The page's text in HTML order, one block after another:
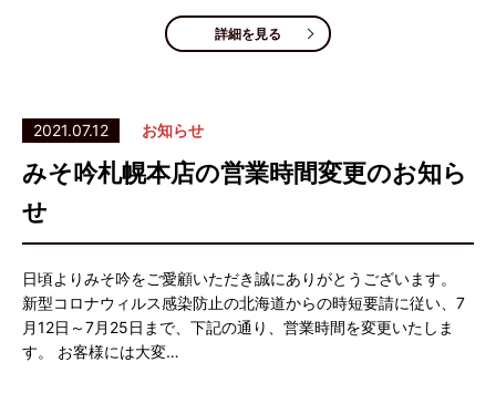
詳細を見る
2021.07.12 お知らせ
みそ吟札幌本店の営業時間変更のお知ら
せ
日頃よりみそ吟をご愛顧いただき誠にありがとうございます。
新型コロナウィルス感染防止の北海道からの時短要請に従い、7
月12日～7月25日まで、下記の通り、営業時間を変更いたしま
す。 お客様には大変…